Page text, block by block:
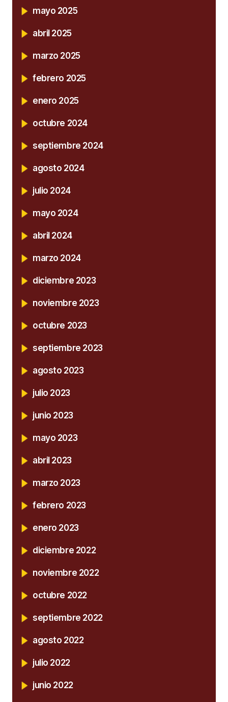
mayo 2025
abril 2025
marzo 2025
febrero 2025
enero 2025
octubre 2024
septiembre 2024
agosto 2024
julio 2024
mayo 2024
abril 2024
marzo 2024
diciembre 2023
noviembre 2023
octubre 2023
septiembre 2023
agosto 2023
julio 2023
junio 2023
mayo 2023
abril 2023
marzo 2023
febrero 2023
enero 2023
diciembre 2022
noviembre 2022
octubre 2022
septiembre 2022
agosto 2022
julio 2022
junio 2022